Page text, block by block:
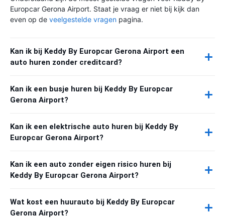
Europcar Gerona Airport. Staat je vraag er niet bij kijk dan
even op de veelgestelde vragen pagina.
Kan ik bij Keddy By Europcar Gerona Airport een
auto huren zonder creditcard?
Kan ik een busje huren bij Keddy By Europcar
Gerona Airport?
Kan ik een elektrische auto huren bij Keddy By
Europcar Gerona Airport?
Kan ik een auto zonder eigen risico huren bij
Keddy By Europcar Gerona Airport?
Wat kost een huurauto bij Keddy By Europcar
Gerona Airport?